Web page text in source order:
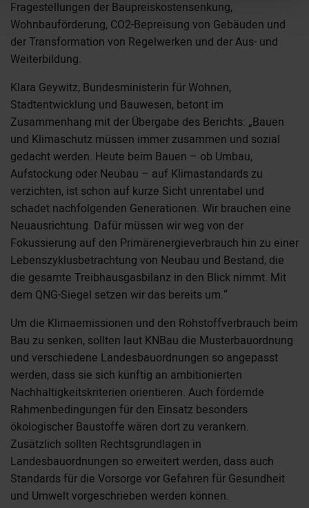
Fragestellungen der Baupreiskostensenkung,
Wohnbauförderung, CO2-Bepreisung von Gebäuden und
der Transformation von Regelwerken und der Aus- und
Weiterbildung.
Klara Geywitz, Bundesministerin für Wohnen,
Stadtentwicklung und Bauwesen, betont im
Zusammenhang mit der Übergabe des Berichts: „Bauen
und Klimaschutz müssen immer zusammen und sozial
gedacht werden. Heute beim Bauen – ob Umbau,
Aufstockung oder Neubau – auf Klimastandards zu
verzichten, ist schon auf kurze Sicht unrentabel und
schadet nachfolgenden Generationen. Wir brauchen eine
Neuausrichtung. Dafür müssen wir weg von der
Fokussierung auf den Primärenergieverbrauch hin zu einer
Lebenszyklusbetrachtung von Neubau und Bestand, die
die gesamte Treibhausgasbilanz in den Blick nimmt. Mit
dem QNG-Siegel setzen wir das bereits um.“
Um die Klimaemissionen und den Rohstoffverbrauch beim
Bau zu senken, sollten laut KNBau die Musterbauordnung
und verschiedene Landesbauordnungen so angepasst
werden, dass sie sich künftig an ambitionierten
Nachhaltigkeitskriterien orientieren. Auch fördernde
Rahmenbedingungen für den Einsatz besonders
ökologischer Baustoffe wären dort zu verankern.
Zusätzlich sollten Rechtsgrundlagen in
Landesbauordnungen so erweitert werden, dass auch
Standards für die Vorsorge vor Gefahren für Gesundheit
und Umwelt vorgeschrieben werden können.